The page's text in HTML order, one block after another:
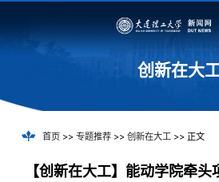
创新在大
首页>> 专题推荐>> 创新在大工>> 正文
【创新在大工】能动学院牵